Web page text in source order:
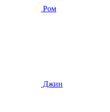
Ром
Джин